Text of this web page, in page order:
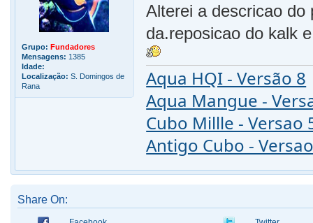
Grupo: Fundadores
Mensagens: 1385
Idade:
Localização: S. Domingos de
Rana
Alterei a descricao do
da.reposicao do kalk
Aqua HQI - Versão 8
Aqua Mangue -
Cubo Millle - Versao
Antigo Cubo -
Share On: